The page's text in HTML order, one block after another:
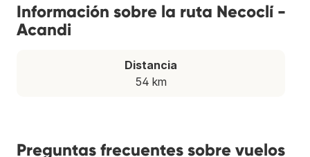
Información sobre la ruta Necoclí -
Acandi
Distancia
54 km
Preguntas frecuentes sobre vuelos